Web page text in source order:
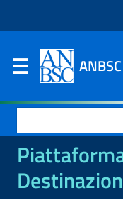
ANBSC
per: